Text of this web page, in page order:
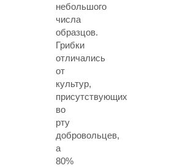
небольшого
числа
образцов.
Грибки
отличались
от
культур,
присутствующих
во
рту
добровольцев,
а
80%